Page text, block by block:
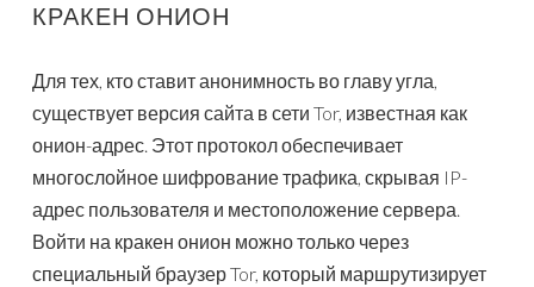
КРАКЕН ОНИОН
Для тех, кто ставит анонимность во главу угла,
существует версия сайта в сети Tor, известная как
онион-адрес. Этот протокол обеспечивает
многослойное шифрование трафика, скрывая IP-
адрес пользователя и местоположение сервера.
Войти на кракен онион можно только через
специальный браузер Tor, который маршрутизирует